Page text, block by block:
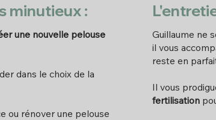
une nouvelle pelouse
dans le choix de la
ou rénover une pelouse
minutieux :
Guillaume ne
il vous
reste en
Il vous
fertilisation